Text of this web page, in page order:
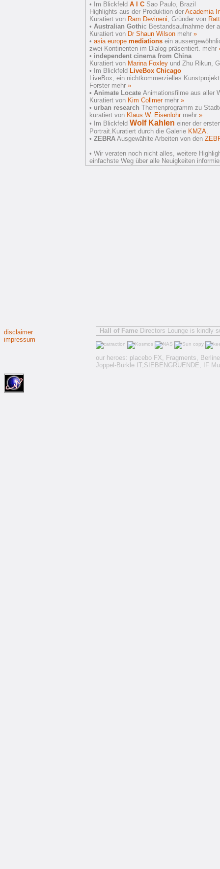
• Im Blickfeld A I C Sao Paulo, Brazil
Highlights aus der Produktion der Academia
Kuratiert von Ram Devineni, Gründer von
• Australian Gothic Bestandsaufnahme der
Kuratiert von Dr Shaun Wilson mehr »
• asia europe mediations ein
zwei Kontinenten im Dialog präsentiert. mehr
• independent cinema from China
Kuratiert von Marina Foxley und Zhu Rikun,
• Im Blickfeld LiveBox Chicago
LiveBox, ein nichtkommerzielles
Forster mehr »
• Animate Locate Animationsfilme aus aller
Kuratiert von Kim Collmer mehr »
• urban research Themenprogramm zu
kuratiert von Klaus W. Eisenlohrmehr »
• Im Blickfeld Wolf Kahlen einer der
Portrait.Kuratiert durch die Galerie KMZA.
• ZEBRA Ausgewählte Arbeiten von den
• Wir veraten noch nicht alles, weitere
einfachste Weg über alle Neuigkeiten
disclaimer
impressum
Hall of Fame Directors Lounge is kindly
our heroes: placebo FX, Fragments,
Joppel-Bürkle IT,SIEBENGRUENDE, IF